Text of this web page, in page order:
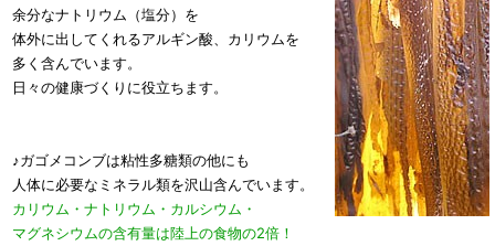
余分なナトリウム（塩分）を
体外に出してくれるアルギン酸、カリウムを
多く含んでいます。
日々の健康づくりに役立ちます。
♪ガゴメコンブは粘性多糖類の他にも
人体に必要なミネラル類を沢山含んでいます。
カリウム・ナトリウム・カルシウム・
マグネシウムの含有量は陸上の食物の2倍！